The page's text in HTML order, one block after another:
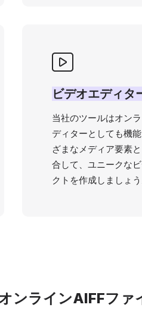
ビデオエディタ
当社のツールはオン
ディターとしても機
ざまなメディア要素
合して、ユニークな
クトを作成しましょう
ンラインAIFFファ